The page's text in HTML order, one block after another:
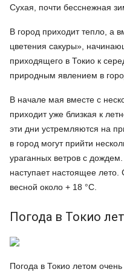
Сухая, почти бесснежная
В город приходит тепло, а
цветения сакуры»,
приходящего в Токио к
природным явлением в
В начале мая вместе с
приходит уже близкая к
эти дни устремляются на
в город могут прийти
ураганных ветров с
наступает настоящее
весной около + 18 °C.
Погода в Токио
Погода в Токио летом